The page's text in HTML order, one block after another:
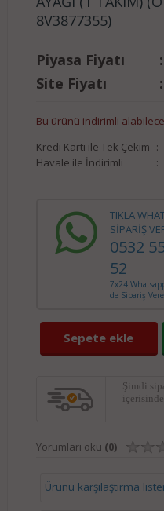
8V3877355)
Piyasa Fiyatı
:
Site Fiyatı
:
Bu ürünü indirimli
Kredi Kartı ile Tek Çekim :
Havale ile İndirimli :
TIKLA
SİPARİŞ
0532
52
7x24
de Sipariş
Sepete ekle
Şimdi
Yorumları oku (0)
Ürünü karşılaştırma